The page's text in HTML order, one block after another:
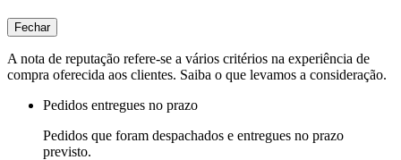
Fechar
A nota de reputação refere-se a vários critérios na experiência de
compra oferecida aos clientes. Saiba o que levamos a consideração.
Pedidos entregues no prazo
Pedidos que foram despachados e entregues no prazo
previsto.